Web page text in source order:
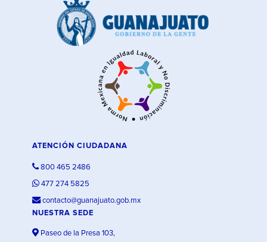
ATENCIÓN CIUDADANA
800 465 2486
477 274 5825
contacto@guanajuato.gob.mx
NUESTRA SEDE
Paseo de la Presa 103,